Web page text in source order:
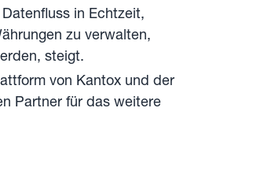
in Echtzeit,
zu verwalten,
steigt.
von Kantox und der
Partner für das weitere